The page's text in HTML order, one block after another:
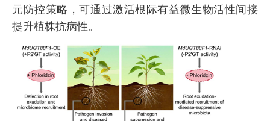
元防控策略，可通过激活根际有益微生物活性间接
提升植株抗病性。